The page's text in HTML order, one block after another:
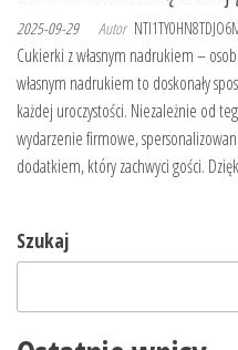
2025-09-29 Autor
Cukierki z własnym nadrukiem –
własnym nadrukiem to doskonały
każdej uroczystości. Niezależnie od
wydarzenie firmowe,
dodatkiem, który zachwyci gości.
Szukaj